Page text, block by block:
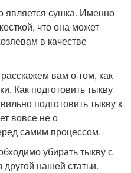
является сушка. Именно
что она может
в качестве
вам о том, как
Как подготовить тыкву
подготовить тыкву к
вовсе не о
самим процессом.
убирать тыкву с
нашей статьи.